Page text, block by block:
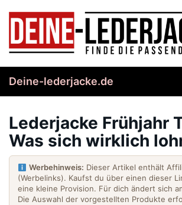
content
Deine-lederjacke.de
Lederjacke Frühjahr
Was sich wirklich
Werbehinweis: Dieser Artikel enthält
(Werbelinks). Kaufst du über einen dieser
eine kleine Provision. Für dich ändert sich
Die Auswahl der vorgestellten Produkte